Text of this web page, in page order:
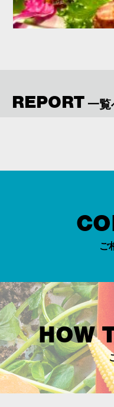
REPORT 一覧
ご
HOW